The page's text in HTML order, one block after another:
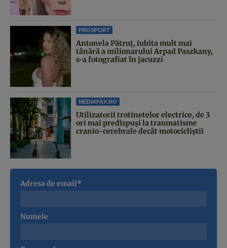
PROSPORT
Antonela Pătruț, iubita mult mai
tânără a milionarului Arpad Paszkany,
s-a fotografiat în jacuzzi
MEDIAFAX.RO
Utilizatorii trotinetelor electrice, de 3
ori mai predispuși la traumatisme
cranio-cerebrale decât motocicliștii
Adresa de email*
Numele